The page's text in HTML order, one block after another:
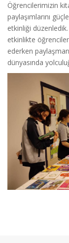
Öğrencilerimizin
paylaşımlarını
etkinliği
etkinlikte
ederken
dünyasında